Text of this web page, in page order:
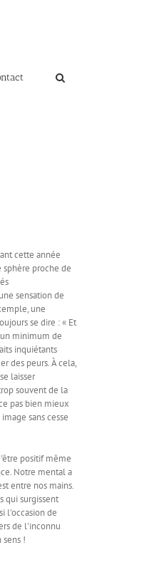
cette année
sphère proche de
sensation de
une
se dire : « Et
minimum de
inquiétants
des peurs. À cela,
laisser
souvent de la
pas bien mieux
sans cesse
positif même
Notre mental a
entre nos mains.
qui surgissent
l'occasion de
de l'inconnu
sens !